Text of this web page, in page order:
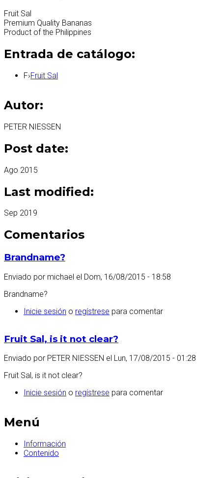
Fruit Sal
Premium Quality Bananas
Product of the Philippines
Entrada de catálogo:
F›Fruit Sal
Autor:
PETER NIESSEN
Post date:
Ago 2015
Last modified:
Sep 2019
Comentarios
Brandname?
Enviado por michael el Dom, 16/08/2015 - 18:58
Brandname?
Inicie sesión o regístrese para comentar
Fruit Sal, is it not clear?
Enviado por PETER NIESSEN el Lun, 17/08/2015 - 01:28
Fruit Sal, is it not clear?
Inicie sesión o regístrese para comentar
Menú
Información
Contenido